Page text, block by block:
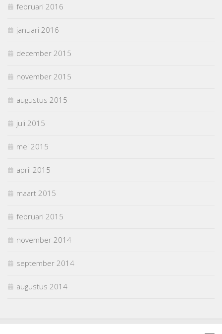
februari 2016
januari 2016
december 2015
november 2015
augustus 2015
juli 2015
mei 2015
april 2015
maart 2015
februari 2015
november 2014
september 2014
augustus 2014